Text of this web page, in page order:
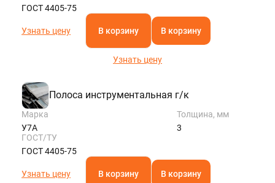
ГОСТ 4405-75
Узнать цену В корзину В корзину
Узнать цену
Полоса инструментальная г/к
Марка
У7А
Толщина, мм
3
ГОСТ/ТУ
ГОСТ 4405-75
Узнать цену В корзину В корзину